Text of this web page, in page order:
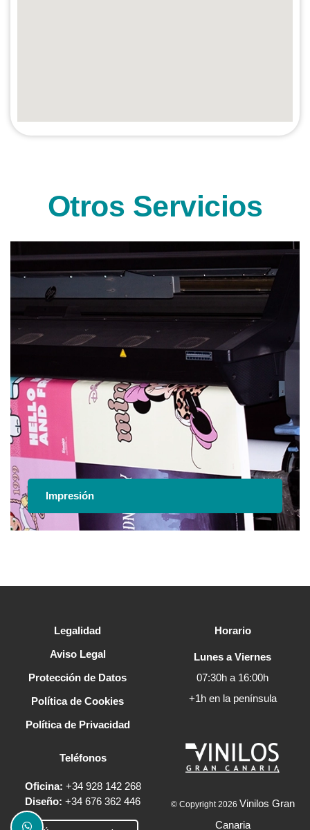
Otros Servicios
Impresión
Legalidad
Aviso Legal
Protección de Datos
Política de Cookies
Política de Privacidad
Horario
Lunes a Viernes
07:30h a 16:00h
+1h en la península
Teléfonos
Oficina: +34 928 142 268
Diseño: +34 676 362 446 © Copyright 2026 Vinilos Gran
Canaria